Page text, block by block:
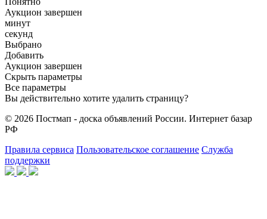
Аукцион завершен
минут
секунд
Выбрано
Добавить
Аукцион завершен
Скрыть параметры
Все параметры
Вы действительно хотите удалить страницу?
© 2026 Постмап - доска объявлений России. Интернет базар
РФ
Правила сервиса Пользовательское соглашение Служба
поддержки